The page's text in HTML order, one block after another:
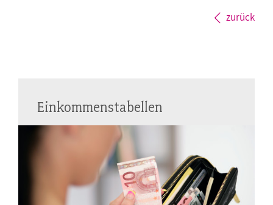
zurück
Einkommenstabellen